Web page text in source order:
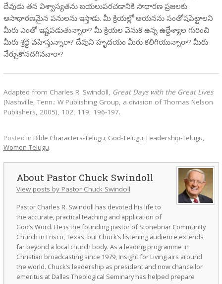
దేవుడు తన విశ్వాస్యతను బయలుపరచడానికి సాధారణ ప్రజలకు
అసాధారణమైన పనులను ఇస్తాడు. మీ క్రియల్లో ఆయనను సంతోషపెట్టాలని
మీరు ఎంతో ఇష్టపడుతున్నారా? మీ క్రియల వెనుక ఉన్న ఉద్దేశ్యాల గురించి
మీరు శ్రద్ధ వహిస్తున్నారా? దేవుని హృదయం మీరు కలిగియున్నారా? మీరు
నేర్చుకొనదగినవారా?
Adapted from Charles R. Swindoll, Great Days with the Great Lives
(Nashville, Tenn.: W Publishing Group, a division of Thomas Nelson
Publishers, 2005), 102, 119, 196-197.
Posted in Bible Characters-Telugu, God-Telugu, Leadership-Telugu,
Women-Telugu.
Pastor Chuck Swindoll
View posts by Pastor Chuck Swindoll
Pastor Charles R. Swindoll has devoted his life to
the accurate, practical teaching and application of
God’s Word. He is the founding pastor of Stonebriar Community
Church in Frisco, Texas, but Chuck’s listening audience extends
far beyond a local church body. As a leading programme in
Christian broadcasting since 1979, Insight for Living airs around
the world. Chuck’s leadership as president and now chancellor
emeritus at Dallas Theological Seminary has helped prepare